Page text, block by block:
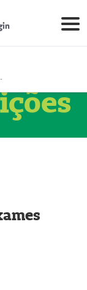
(51004347-4)